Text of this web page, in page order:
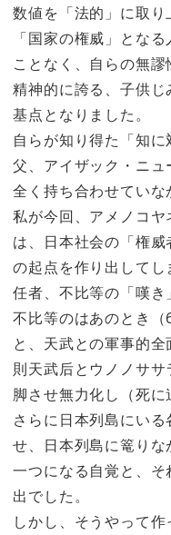
数値を「法的」に取り
「国家の権威」とな
ことなく、自らの無謬
精神的に誇る、子供
基点となりました。
自らが知り得た「知
父、アイザック・ニュ
全く持ち合わせていな
私が今回、アメノコ
は、日本社会の「権
の起点を作り出して
任者、不比等の「嘆き
不比等のはあのとき
と、天武との軍事的全
則天武后とウノノサ
脚させ無力化し（死に
さらに日本列島にい
せ、日本列島に篭りな
一つになる自覚と、
出でした。
しかし、そうやって